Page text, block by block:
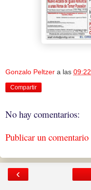
Gonzalo Peltzer a las 09:22
Compartir
No hay comentarios:
Publicar un comentario
‹